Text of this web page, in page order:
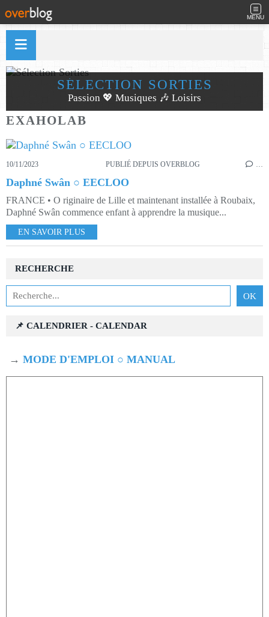
MENU
SÉLECTION SORTIES
Passion 💖 Musiques 🎶 Loisirs
EXAHOLAB
10/11/2023 PUBLIÉ DEPUIS OVERBLOG …
Daphné Swân ○ EECLOO
FRANCE • O riginaire de Lille et maintenant installée à Roubaix,
Daphné Swân commence enfant à apprendre la musique...
EN SAVOIR PLUS
RECHERCHE
📌 CALENDRIER - CALENDAR
→ MODE D'EMPLOI ○ MANUAL